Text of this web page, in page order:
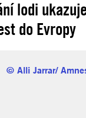
lodi
do Evropy